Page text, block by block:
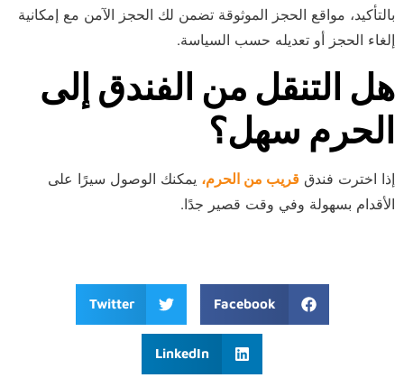
بالتأكيد، مواقع الحجز الموثوقة تضمن لك الحجز الآمن مع إمكانية
إلغاء الحجز أو تعديله حسب السياسة.
هل التنقل من الفندق إلى
الحرم سهل؟
إذا اخترت فندق قريب من الحرم، يمكنك الوصول سيرًا على
الأقدام بسهولة وفي وقت قصير جدًا.
Facebook
Twitter
LinkedIn